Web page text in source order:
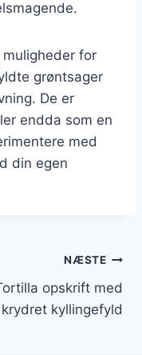
for
grøntsager
De er
endda som en
med
din egen
NÆSTE
opskrift med
krydret kyllingefyld